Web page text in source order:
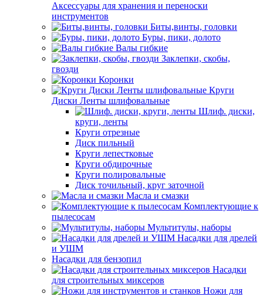
Аксессуары для хранения и переноски
инструментов
Биты,винты, головки
Буры, пики, долото
Валы гибкие
Заклепки, скобы,
гвозди
Коронки
Круги
Диски Ленты шлифовальные
Шлиф. диски,
круги, ленты
Круги отрезные
Диск пильный
Круги лепестковые
Круги обдирочные
Круги полировальные
Диск точильный, круг заточной
Масла и смазки
Комплектующие к
пылесосам
Мультитулы, наборы
Насадки для дрелей
и УШМ
Насадки для бензопил
Насадки
для строительных миксеров
Ножи для